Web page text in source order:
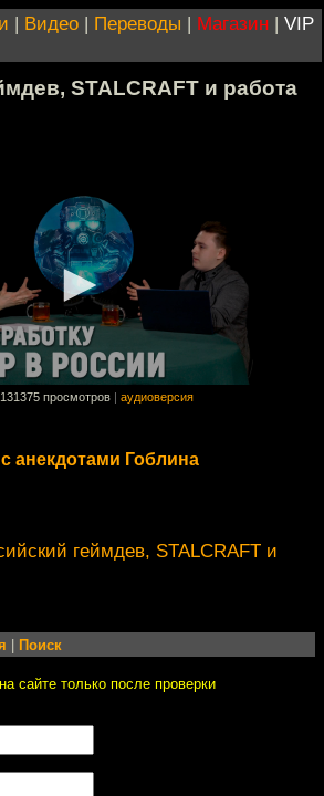
| Видео | Переводы | Магазин | VIP
STALCRAFT и работа
131375 просмотров аудиоверсия
анекдотами Гоблина
геймдев, STALCRAFT и
Поиск
сайте только после проверки